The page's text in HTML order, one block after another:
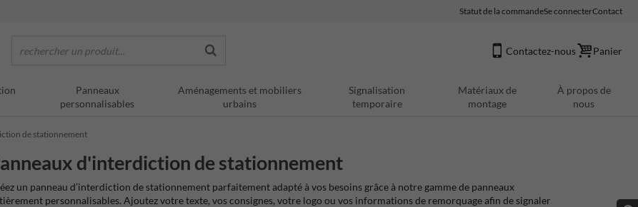
Statut de la commandeSe connecterContact
rechercher un produit... Contactez-nous Panier
Panneaux
personnalisables
Aménagements et mobiliers
urbains
Signalisation
temporaire
Matériaux de
montage
À propos de
nous
de stationnement
d'interdiction de stationnement
un panneau d’interdiction de stationnement parfaitement adapté à vos besoins grâce à notre gamme de panneaux
personnalisables. Ajoutez votre texte, vos consignes, votre logo ou vos informations de remorquage afin de signaler